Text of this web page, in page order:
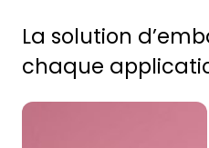
La solution
chaque